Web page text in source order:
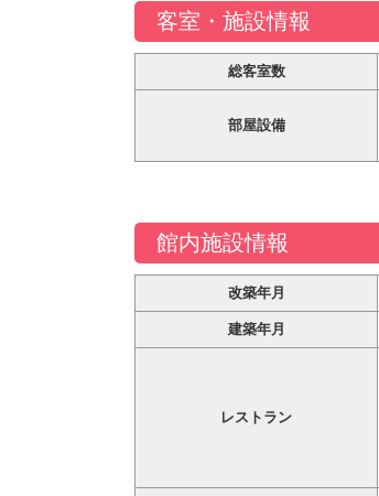
客室・施設情報
総客室数
部屋設備
館内施設情報
改築年月
建築年月
レストラン